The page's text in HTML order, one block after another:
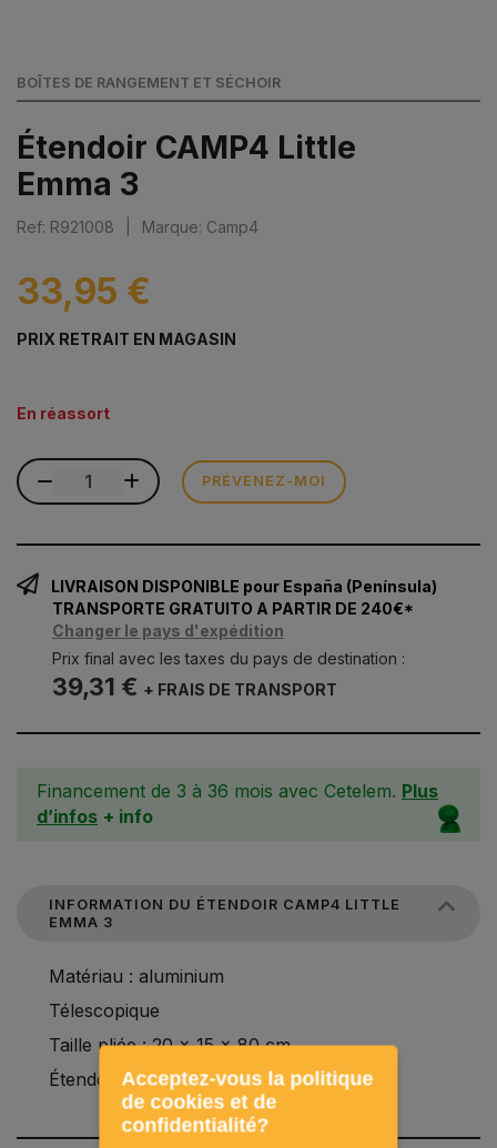
BOÎTES DE RANGEMENT ET SÉCHOIR
Étendoir CAMP4 Little
Emma 3
Ref: R921008 Marque: Camp4
33,95 €
PRIX RETRAIT EN MAGASIN
En réassort
PRÉVENEZ-MOI
LIVRAISON DISPONIBLE pour España (Península)
TRANSPORTE GRATUITO A PARTIR DE 240€*
Changer le pays d'expédition
Prix final avec les taxes du pays de destination :
39,31 € + FRAIS DE TRANSPORT
Financement de 3 à 36 mois avec Cetelem. Plus
d’infos + info
INFORMATION DU ÉTENDOIR CAMP4 LITTLE
EMMA 3
Matériau : aluminium
Télescopique
Taille pliée : 20 x 15 x 80 cm.
Étendoir : longueur 16 m environ.
Acceptez-vous la politique
de cookies et de
confidentialité?